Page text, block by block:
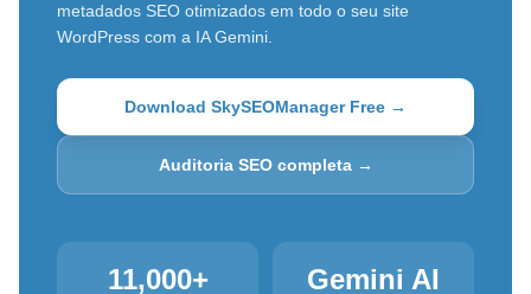
metadados SEO otimizados em todo o seu site
WordPress com a IA Gemini.
Download SkySEOManager Free →
Auditoria SEO completa →
11,000+ Gemini AI